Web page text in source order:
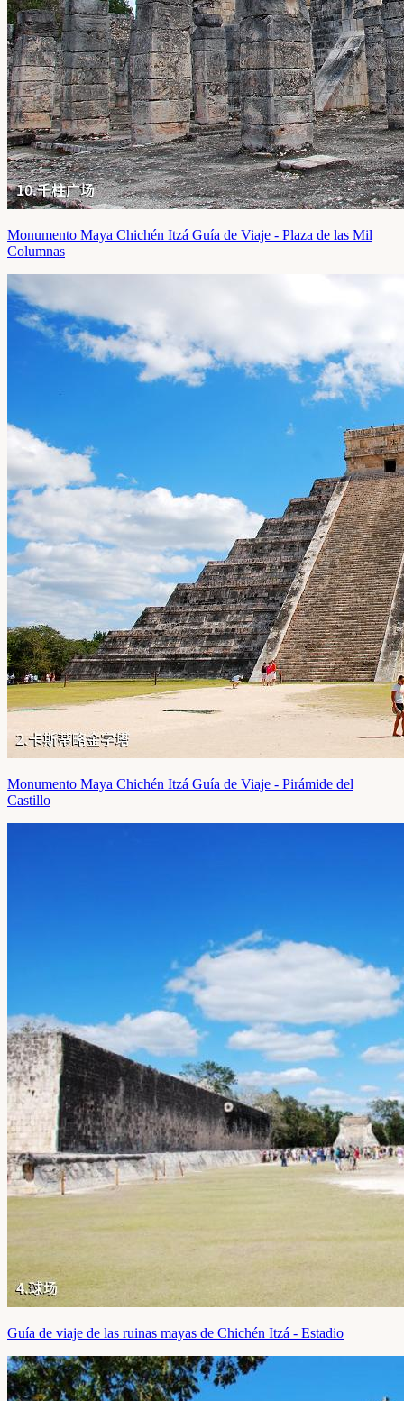
Monumento Maya Chichén Itzá Guía de Viaje - Plaza de las Mil
Columnas
Monumento Maya Chichén Itzá Guía de Viaje - Pirámide del
Castillo
Guía de viaje de las ruinas mayas de Chichén Itzá - Estadio